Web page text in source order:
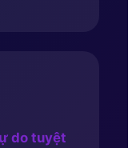
do tuyệt